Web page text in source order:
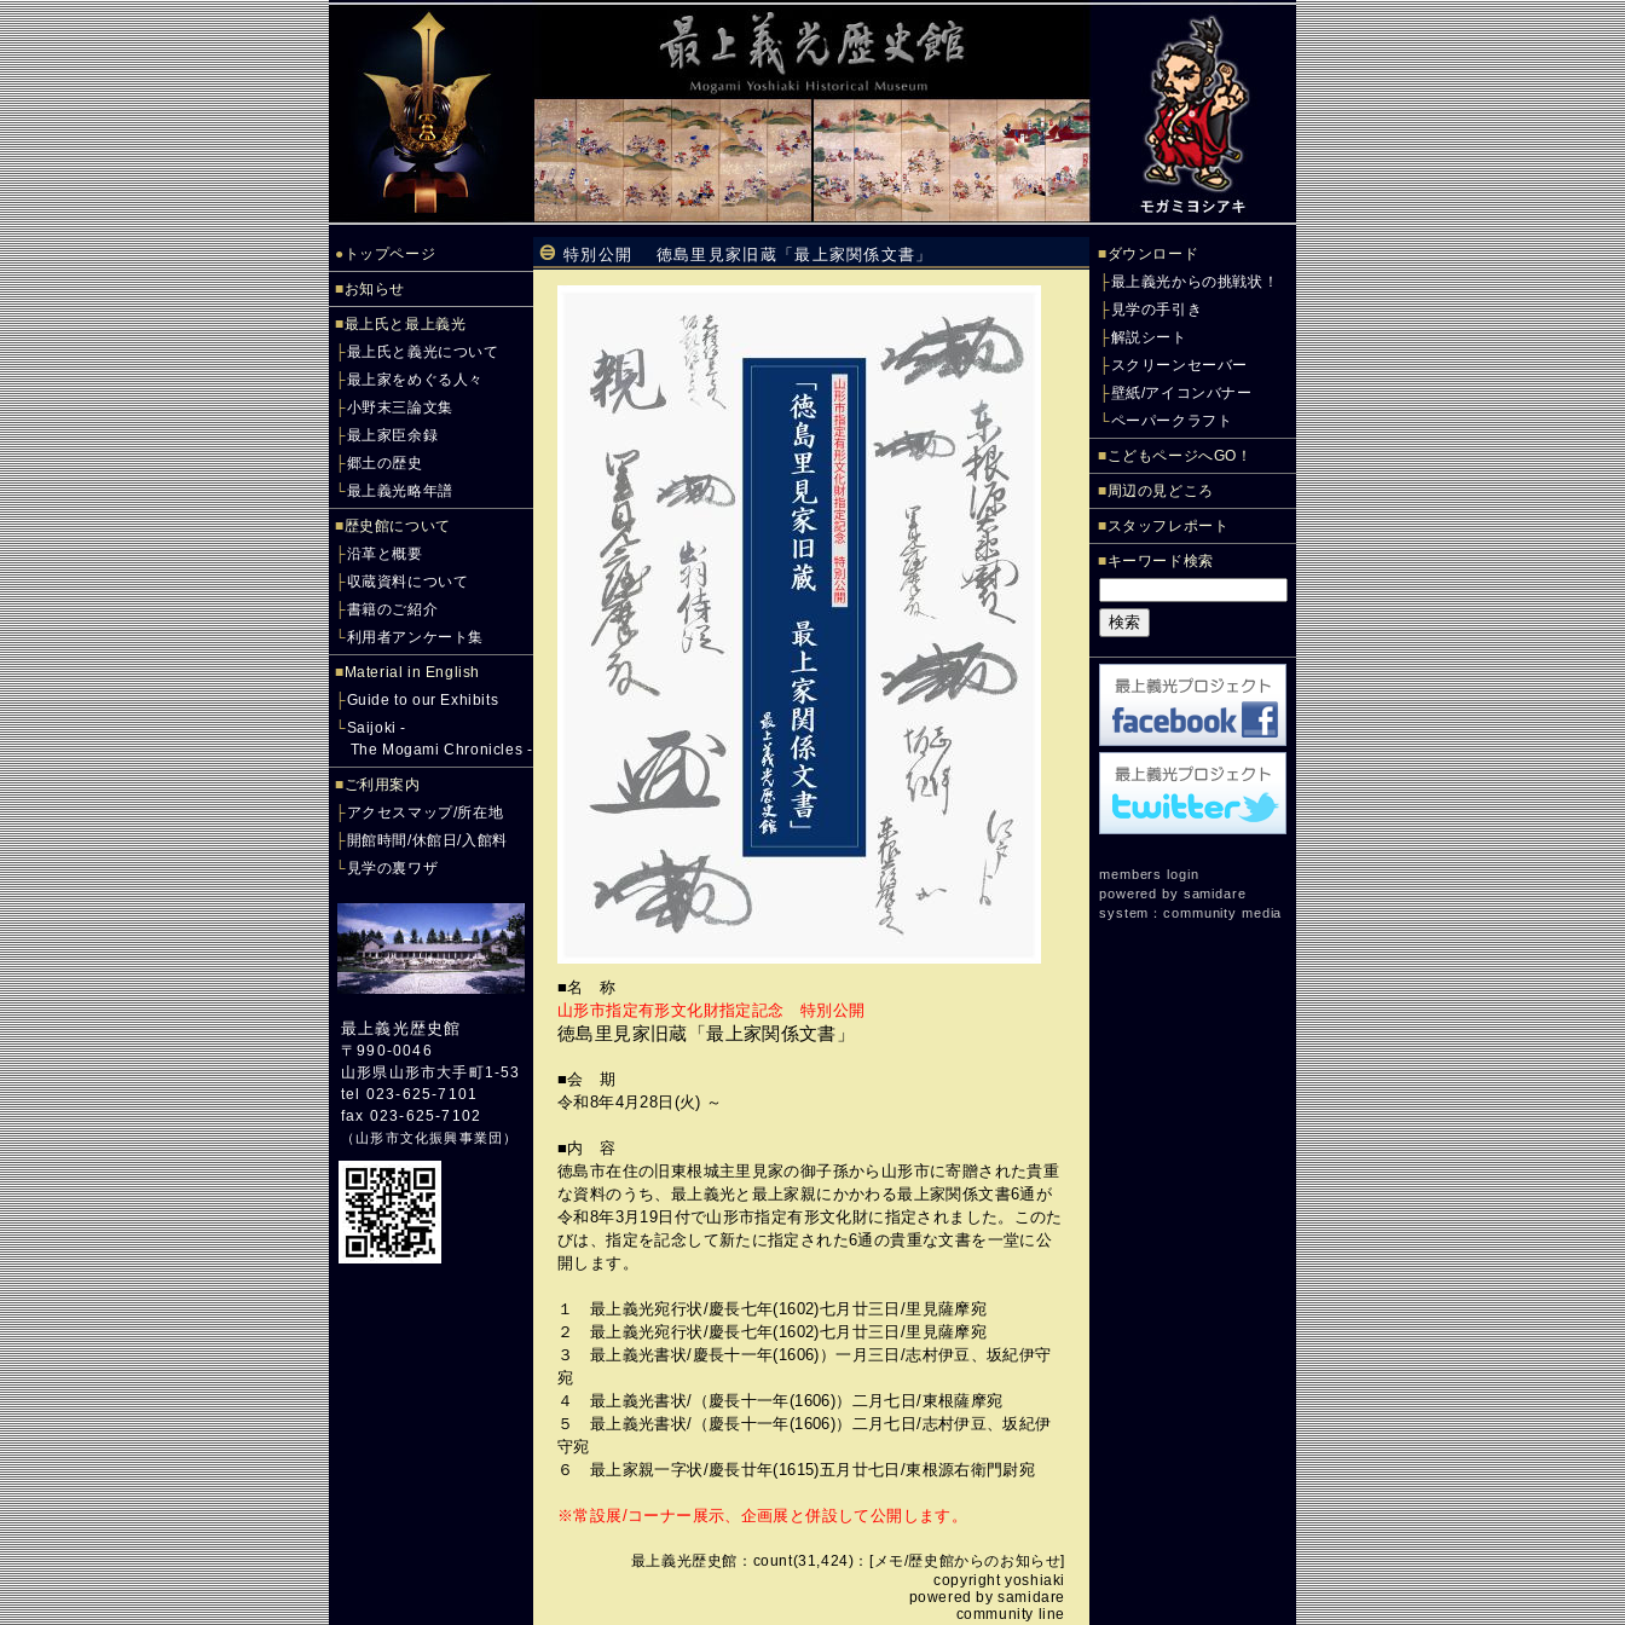
● トップページ
■お知らせ
■最上氏と最上義光
├最上氏と義光について
├最上家をめぐる人々
├小野末三論文集
├最上家臣余録
├郷土の歴史
└最上義光略年譜
■歴史館について
├沿革と概要
├収蔵資料について
├書籍のご紹介
└利用者アンケート集
■ Material in English
├Guide to our Exhibits
└Saijoki -
The Mogami Chronicles -
■ご利用案内
├アクセスマップ/所在地
├開館時間/休館日/入館料
└ 見学の裏ワザ
最上義光歴史館
〒990-0046
山形県山形市大手町1-53
tel 023-625-7101
fax 023-625-7102
（山形市文化振興事業団 ）
特別公開 徳島里見家旧蔵「最上家関係文書」
■名 称
山形市指定有形文化財指定記念 特別公開
徳島里見家旧蔵「最上家関係文書」
■会 期
令和8年4月28日(火) ～
■内 容
徳島市在住の旧東根城主里見家の御子孫から山形市に寄贈された貴重
な資料のうち、最上義光と最上家親にかかわる最上家関係文書6通が
令和8年3月19日付で山形市指定有形文化財に指定されました。このた
びは、指定を記念して新たに指定された6通の貴重な文書を一堂に公
開します。
１ 最上義光宛行状/慶長七年(1602)七月廿三日/里見薩摩宛
２ 最上義光宛行状/慶長七年(1602)七月廿三日/里見薩摩宛
３ 最上義光書状/慶長十一年(1606)）一月三日/志村伊豆、坂紀伊守
宛
４ 最上義光書状/（慶長十一年(1606)）二月七日/東根薩摩宛
５ 最上義光書状/（慶長十一年(1606)）二月七日/志村伊豆、坂紀伊
守宛
６ 最上家親一字状/慶長廿年(1615)五月廿七日/東根源右衛門尉宛
※常設展/コーナー展示、企画展と併設して公開します。
最上義光歴史館 ：count(31,424)：[メモ/歴史館からのお知らせ]
copyrightyoshiaki
powered bysamidare
community line
■ダウンロード
├最上義光からの挑戦状！
├ 見学の手引き
├解説シート
├スクリーンセーバー
├壁紙/アイコンバナー
└ペーパークラフト
■こどもページへGO！
■周辺の見どころ
■スタッフレポート
■キーワード検索
members login
powered by samidare
system：community media